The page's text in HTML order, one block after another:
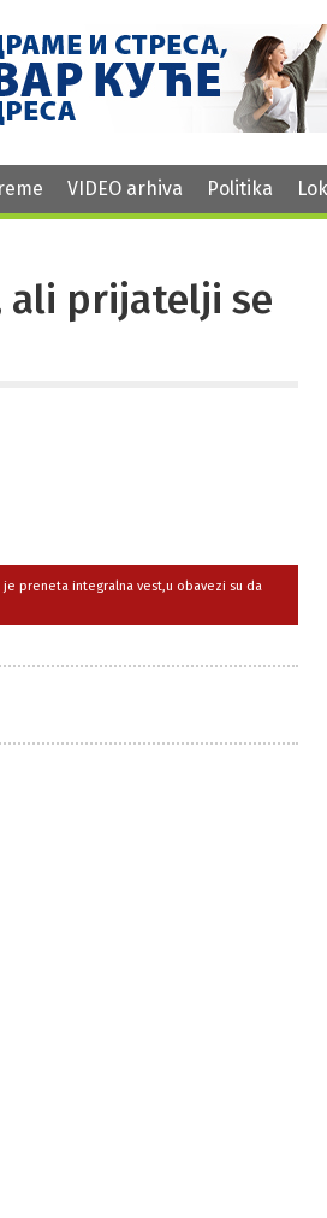
VIDEO arhiva Politika
ali prijatelji se
preneta integralna vest,u obavezi su da